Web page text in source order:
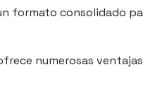
formato consolidado
numerosas